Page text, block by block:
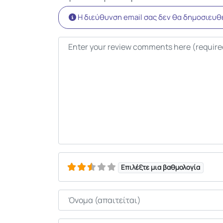
Η διεύθυνση email σας δεν θα
Κείμενο κριτικής
Επιλέξτε μια βαθμολογία
Όνομα